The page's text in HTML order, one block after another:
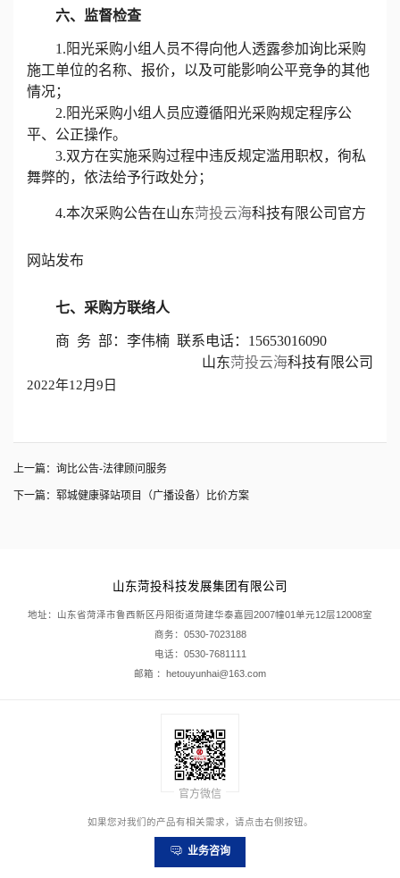
六、监督检查
1.阳光采购小组人员不得向他人透露参加询比采购
施工单位的名称、报价，以及可能影响公平竞争的其他
情况；
2.阳光采购小组人员应遵循阳光采购规定程序公
平、公正操作。
3.双方在实施采购过程中违反规定滥用职权，徇私
舞弊的，依法给予行政处分；
4.本次采购公告在山东菏投云海科技有限公司官方
网站发布
七、采购方联络人
商 务 部：李伟楠 联系电话：15653016090
山东菏投云海科技有限公司
2022年12月9 日
上一篇： 询比公告-法律顾问服务
下一篇： 郓城健康驿站项目（广播设备）比价方案
山东菏投科技发展集团有限公司
地址：山东省菏泽市鲁西新区丹阳街道菏建华泰嘉园2007幢01单元12层12008室
商务：0530-7023188
电话：0530-7681111
邮箱 ：hetouyunhai@163.com
官方微信
如果您对我们的产品有相关需求，请点击右侧按钮。
业务咨询